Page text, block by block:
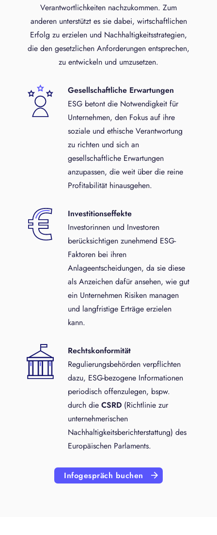
Verantwortlichkeiten nachzukommen. Zum
anderen unterstützt es sie dabei, wirtschaftlichen
Erfolg zu erzielen und Nachhaltigkeitsstrategien,
die den gesetzlichen Anforderungen entsprechen,
zu entwickeln und umzusetzen.
Gesellschaftliche Erwartungen
ESG betont die Notwendigkeit für
Unternehmen, den Fokus auf ihre
soziale und ethische Verantwortung
zu richten und sich an
gesellschaftliche Erwartungen
anzupassen, die weit über die reine
Profitabilität hinausgehen.
Investitionseffekte
Investorinnen und Investoren
berücksichtigen zunehmend ESG-
Faktoren bei ihren
Anlageentscheidungen, da sie diese
als Anzeichen dafür ansehen, wie gut
ein Unternehmen Risiken managen
und langfristige Erträge erzielen
kann.
Rechtskonformität
Regulierungsbehörden verpflichten
dazu, ESG-bezogene Informationen
periodisch offenzulegen, bspw.
durch die CSRD (Richtlinie zur
unternehmerischen
Nachhaltigkeitsberichterstattung) des
Europäischen Parlaments.
Infogespräch buchen